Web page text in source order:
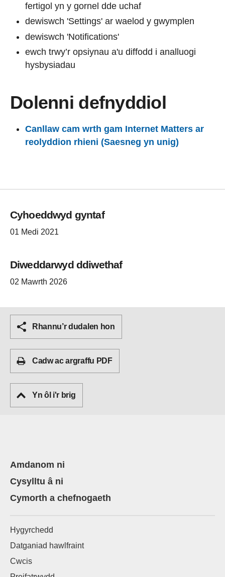
fertigol yn y gornel dde uchaf
dewiswch 'Settings' ar waelod y gwymplen
dewiswch 'Notifications'
ewch trwy’r opsiynau a'u diffodd i analluogi
hysbysiadau
Dolenni defnyddiol
Canllaw cam wrth gam Internet Matters ar
reolyddion rhieni (Saesneg yn unig)
Cyhoeddwyd gyntaf
01 Medi 2021
Diweddarwyd ddiwethaf
02 Mawrth 2026
Rhannu’r dudalen hon
Cadw ac argraffu PDF
Yn ôl i'r brig
Amdanom ni
Cysylltu â ni
Cymorth a chefnogaeth
Hygyrchedd
Datganiad hawlfraint
Cwcis